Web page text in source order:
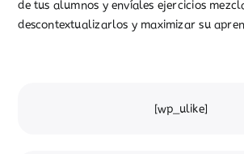
de tus alumnos y envíales ejercicios
descontextualizarlos y maximizar su
[wp_ulike]